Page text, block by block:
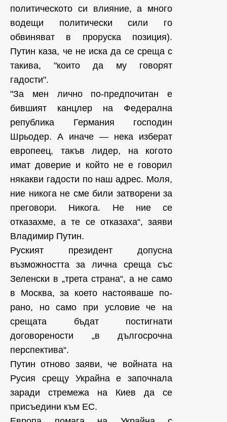
политическото си влияние, а много
водещи политически сили го
обвиняват в проруска позиция).
Путин каза, че не иска да се среща с
такива, "които да му говорят
гадости".
"За мен лично по-предпочитан е
бившият канцлер на Федерална
република Германия господин
Шрьодер. А иначе — нека изберат
европеец, такъв лидер, на когото
имат доверие и който не е говорил
някакви гадости по наш адрес. Моля,
ние никога не сме били затворени за
преговори. Никога. Не ние се
отказахме, а те се отказаха“, заяви
Владимир Путин.
Руският президент допусна
възможността за лична среща със
Зеленски в „трета страна“, а не само
в Москва, за което настояваше по-
рано, но само при условие че на
срещата бъдат постигнати
договорености „в дългосрочна
перспектива“.
Путин отново заяви, че войната на
Русия срещу Украйна е започнала
заради стремежа на Киев да се
присъедини към ЕС.